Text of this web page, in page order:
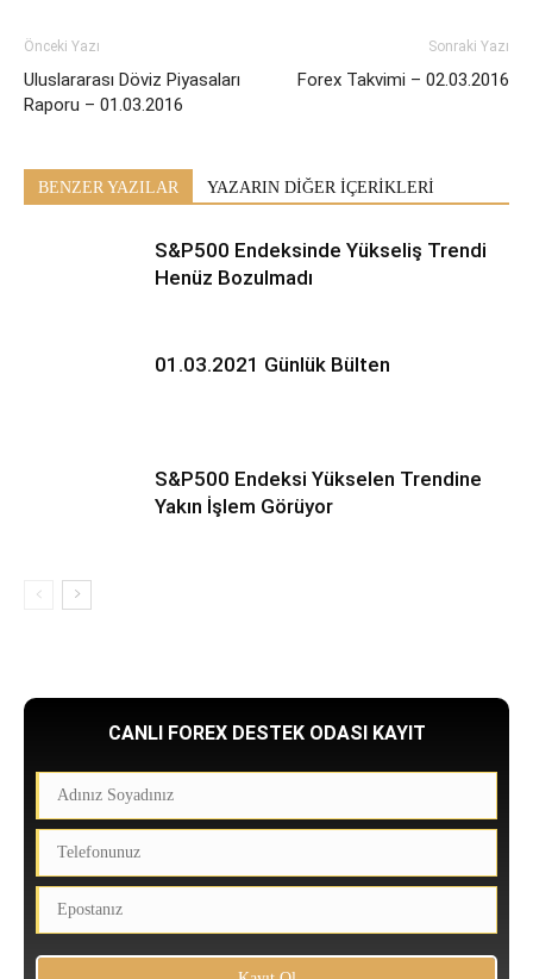
Önceki Yazı
Uluslararası Döviz Piyasaları
Raporu – 01.03.2016
Sonraki Yazı
Forex Takvimi – 02.03.2016
BENZER YAZILAR YAZARIN DİĞER İÇERİKLERİ
S&P500 Endeksinde Yükseliş Trendi
Henüz Bozulmadı
01.03.2021 Günlük Bülten
S&P500 Endeksi Yükselen Trendine
Yakın İşlem Görüyor
CANLI FOREX DESTEK ODASI KAYIT